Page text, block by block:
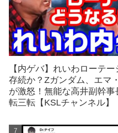
【内ゲバ】れいわローテ
存続か？Zガンダム、エマ
が激怒！無能な高井副幹事
転三転【KSLチャンネル】